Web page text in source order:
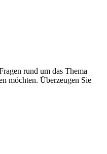
rund um das Thema
möchten. Überzeugen Sie